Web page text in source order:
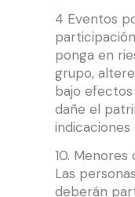
4 Eventos
ponga en
grupo,
bajo
dañe el
indicaciones
10. Menores
Las
deberán